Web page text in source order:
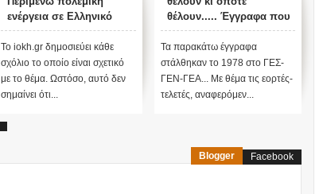
ενέργεια σε Ελληνικό
νησί
Το iokh.gr δημοσιεύει κάθε
σχόλιο το οποίο είναι σχετικό
με το θέμα. Ωστόσο, αυτό δεν
σημαίνει ότι...
θέλουν..... Έγγραφα που
δείχνουν αλήθειες που
πονάνε: Πως ο
χαρακτηρισμός
΄Βορειοηπειρωτικόν
Έπος' της Εποποιίας
Τα παρακάτω έγγραφα
στάλθηκαν το 1978 στο ΓΕΣ-
ΓΕΝ-ΓΕΑ... Με θέμα τις εορτές-
τελετές, αναφερόμεν...
Blogger Facebook